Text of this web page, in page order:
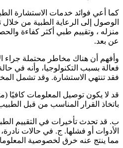
كما أعي فوائد خدمات الاستشارة
الوصول إلى الرعاية الطبية من
منزله ، وتقييم طبي أكثر كفاءة
عن بعد.
وأفهم أن هناك مخاطر محتملة جراء
فعالة بسبب التكنولوجيا، وأنه في
فقد تنتهي الاستشارة. وقد تشمل
قد لا يكون توصيل المعلومات
باتخاذ القرار المناسب من قبل
ب. قد تحدث تأخيرات في التقييم
الأدوات أو فشلها. ج. في حالات
مما ينتج عنه خرق لخصوصية